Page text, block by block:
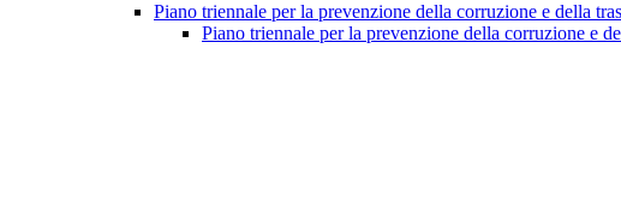
Piano triennale per la prevenzione della corruzione e della
Piano triennale per la prevenzione della corruzione e